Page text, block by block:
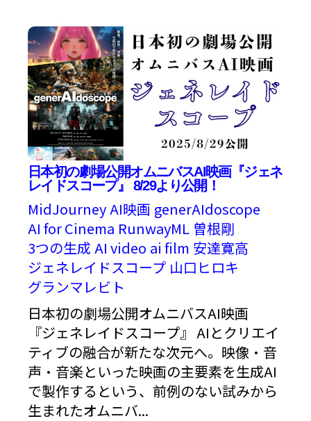
日本初の劇場公開オムニバスAI映画『ジェネ
レイドスコープ』 8/29より公開！
MidJourney AI映画 generAIdoscope
AI for Cinema RunwayML 曽根剛
3つの生成 AI video ai film 安達寛高
ジェネレイドスコープ 山口ヒロキ
グランマレビト
日本初の劇場公開オムニバスAI映画
『ジェネレイドスコープ』 AIとクリエイ
ティブの融合が新たな次元へ。映像・音
声・音楽といった映画の主要素を生成AI
で製作するという、前例のない試みから
生まれたオムニバ...